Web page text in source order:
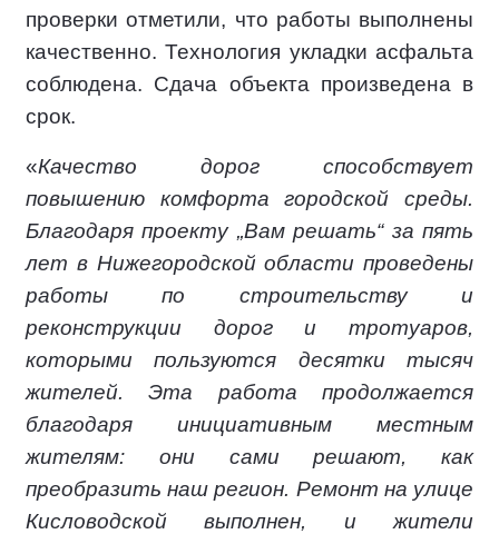
проверки отметили, что работы выполнены
качественно. Технология укладки асфальта
соблюдена. Сдача объекта произведена в
срок.
«Качество дорог способствует
повышению комфорта городской среды.
Благодаря проекту „Вам решать“ за пять
лет в Нижегородской области проведены
работы по строительству и
реконструкции дорог и тротуаров,
которыми пользуются десятки тысяч
жителей. Эта работа продолжается
благодаря инициативным местным
жителям: они сами решают, как
преобразить наш регион. Ремонт на улице
Кисловодской выполнен, и жители